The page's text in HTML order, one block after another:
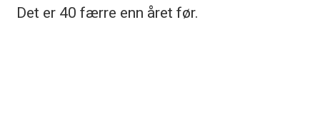
Det er 40 færre enn året før.